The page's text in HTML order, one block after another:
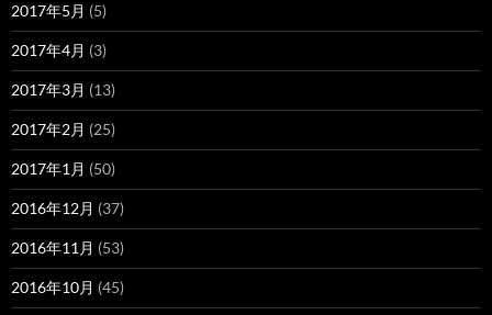
2017年5月 (5)
2017年4月 (3)
2017年3月 (13)
2017年2月 (25)
2017年1月 (50)
2016年12月 (37)
2016年11月 (53)
2016年10月 (45)